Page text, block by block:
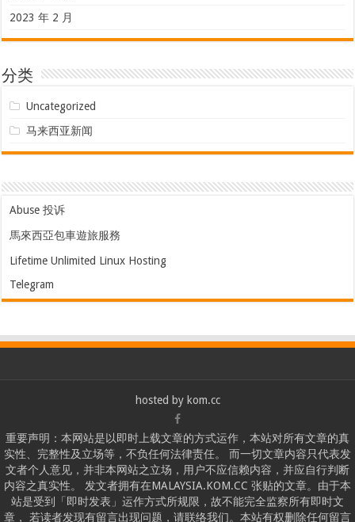
2023 年 2 月
分类
Uncategorized
马来西亚新闻
Abuse 投诉
馬來西亞包車遊旅服務
Lifetime Unlimited Linux Hosting
Telegram
hosted by kom.cc
重要声明：本网站是以即时上载文章的方式运作，本站对所有文章的真
实性、完整性及立场等，不负任何法律责任。 而一切文章内容只代表发
文者个人意见，并非本网站之立场，用户不应信赖内容，并应自行判断
内容之真实性。 发文者拥有在MALAYSIA.KOM.CC 张贴的文章。由于本
站是受到「即时发表」运作方式所规限，故不能完全监察所有即时文
章， 若读者发现有留言出现问题，请联络我们。本站有权删除任何留言